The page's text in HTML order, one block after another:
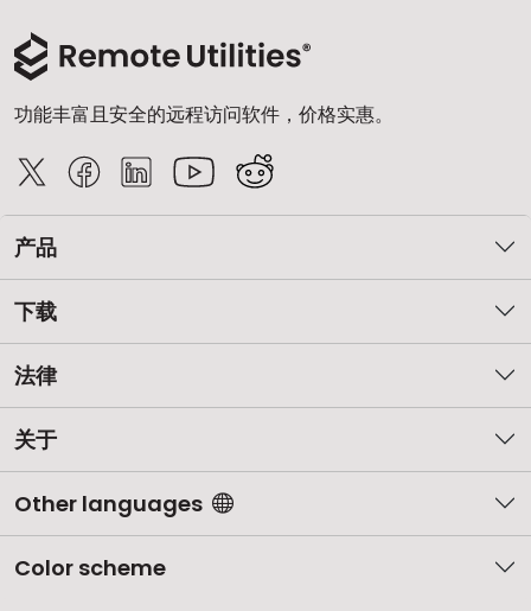
功能丰富且安全的远程访问软件，价格实惠。
产品
下载
法律
关于
Other languages
Color scheme